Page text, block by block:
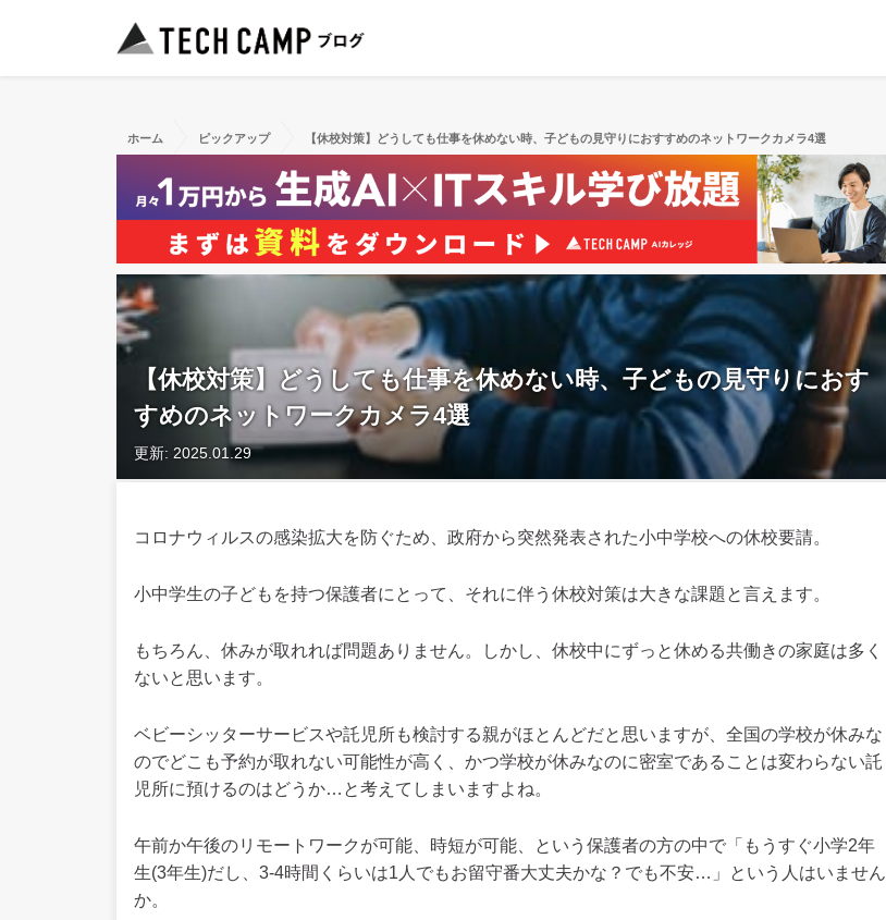
ホーム ピックアップ 【休校対策】どうしても仕事を休めない時、子どもの見守りにおすすめのネットワークカメラ4選
【休校対策】どうしても仕事を休めない時、子どもの見守りにおす
すめのネットワークカメラ4選
更新: 2025.01.29
コロナウィルスの感染拡大を防ぐため、政府から突然発表された小中学校への休校要請。
小中学生の子どもを持つ保護者にとって、それに伴う休校対策は大きな課題と言えます。
もちろん、休みが取れれば問題ありません。しかし、休校中にずっと休める共働きの家庭は多く
ないと思います。
ベビーシッターサービスや託児所も検討する親がほとんどだと思いますが、全国の学校が休みな
のでどこも予約が取れない可能性が高く、かつ学校が休みなのに密室であることは変わらない託
児所に預けるのはどうか…と考えてしまいますよね。
午前か午後のリモートワークが可能、時短が可能、という保護者の方の中で「もうすぐ小学2年
生(3年生)だし、3-4時間くらいは1人でもお留守番大丈夫かな？でも不安…」という人はいません
か。